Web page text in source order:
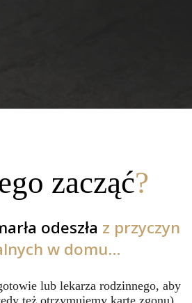
zacząć?
odeszła z przyczyn
w domu…
lub lekarza rodzinnego, aby